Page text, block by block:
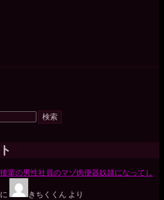
輩の男性社員のマゾ肉便器奴隷になってし
に きちくくん より